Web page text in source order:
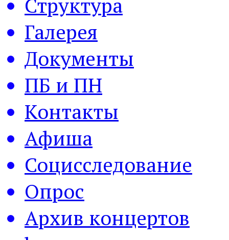
Галерея
Документы
ПБ и ПН
Контакты
Афиша
Социсследование
Опрос
Архив концертов